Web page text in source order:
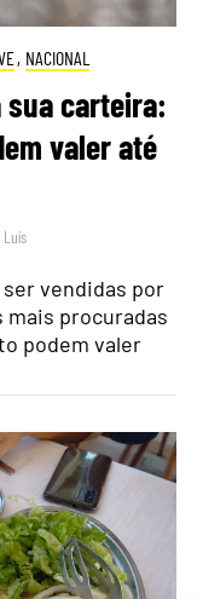
, NACIONAL
sua carteira:
valer até
vendidas por
mais procuradas
podem valer